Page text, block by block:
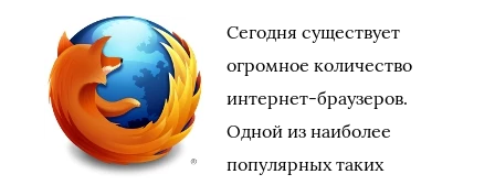
Психология
Хобби
Разное
Праздники
Сегодня существует
огромное количество
интернет-браузеров.
Одной из наиболее
популярных таких